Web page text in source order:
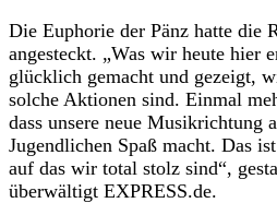
Die Euphorie der Pänz hatte die
angesteckt. „Was wir heute hier
glücklich gemacht und gezeigt,
solche Aktionen sind. Einmal
dass unsere neue Musikrichtung
Jugendlichen Spaß macht. Das
auf das wir total stolz sind“,
überwältigt EXPRESS.de.